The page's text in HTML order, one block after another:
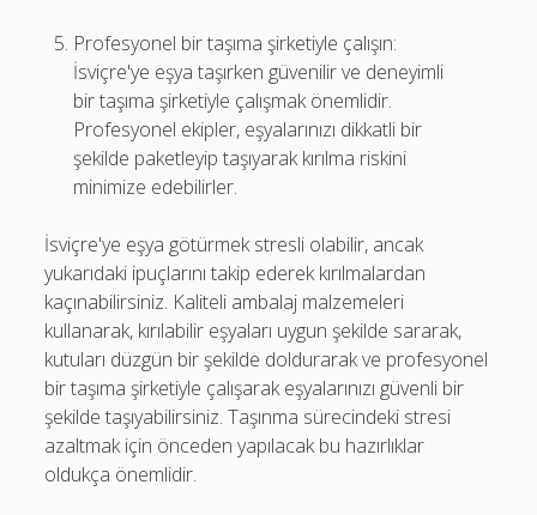
Profesyonel bir taşıma şirketiyle çalışın:
İsviçre'ye eşya taşırken güvenilir ve deneyimli
bir taşıma şirketiyle çalışmak önemlidir.
Profesyonel ekipler, eşyalarınızı dikkatli bir
şekilde paketleyip taşıyarak kırılma riskini
minimize edebilirler.
İsviçre'ye eşya götürmek stresli olabilir, ancak
yukarıdaki ipuçlarını takip ederek kırılmalardan
kaçınabilirsiniz. Kaliteli ambalaj malzemeleri
kullanarak, kırılabilir eşyaları uygun şekilde sararak,
kutuları düzgün bir şekilde doldurarak ve profesyonel
bir taşıma şirketiyle çalışarak eşyalarınızı güvenli bir
şekilde taşıyabilirsiniz. Taşınma sürecindeki stresi
azaltmak için önceden yapılacak bu hazırlıklar
oldukça önemlidir.